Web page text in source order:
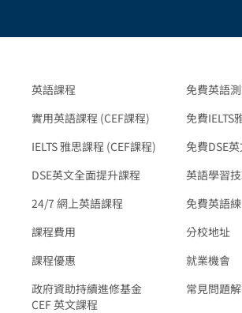
英語課程
實用英語課程 (CEF課程)
IELTS 雅思課程 (CEF課程)
DSE英文全面提升課程
24/7 網上英語課程
課程費用
課程優惠
政府資助持續進修基金
CEF 英文課程
免費英語
免費IELTS
免費DSE
英語學習
免費英語
分校地址
就業機會
常見問題